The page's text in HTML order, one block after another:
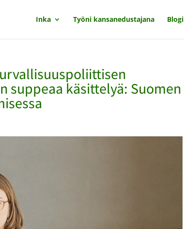
Inka Työni kansanedustajana Blogi
suppeaa käsittelyä: Suomen